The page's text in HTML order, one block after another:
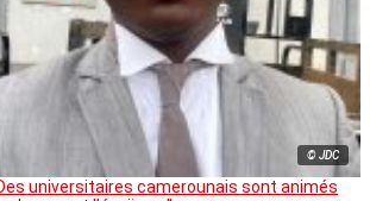
© JDC
universitaires camerounais sont animés